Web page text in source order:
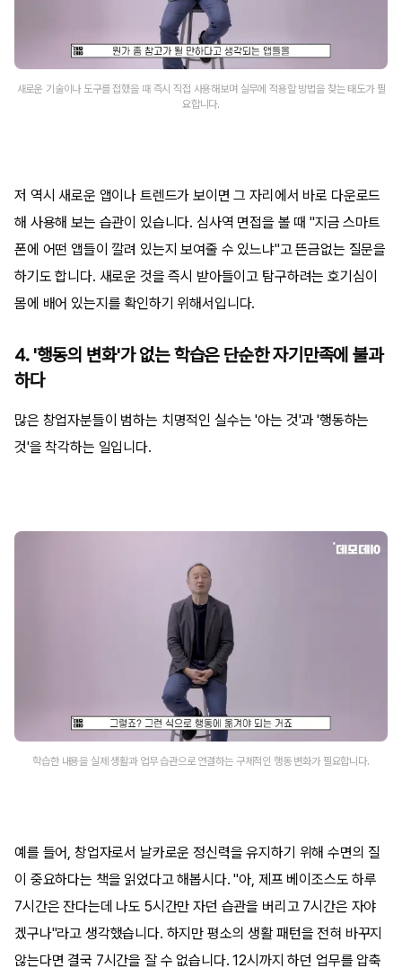
새로운 기술이나 도구를 접했을 때 즉시 직접 사용해보며 실무에 적용할 방법을 찾는 태도가 필
요합니다.
저 역시 새로운 앱이나 트렌드가 보이면 그 자리에서 바로 다운로드
해 사용해 보는 습관이 있습니다. 심사역 면접을 볼 때 "지금 스마트
폰에 어떤 앱들이 깔려 있는지 보여줄 수 있느냐"고 뜬금없는 질문을
하기도 합니다. 새로운 것을 즉시 받아들이고 탐구하려는 호기심이
몸에 배어 있는지를 확인하기 위해서입니다.
4. '행동의 변화'가 없는 학습은 단순한 자기만족에 불과
하다
많은 창업자분들이 범하는 치명적인 실수는 '아는 것'과 '행동하는
것'을 착각하는 일입니다.
학습한 내용을 실제 생활과 업무 습관으로 연결하는 구체적인 행동 변화가 필요합니다.
예를 들어, 창업자로서 날카로운 정신력을 유지하기 위해 수면의 질
이 중요하다는 책을 읽었다고 해봅시다. "아, 제프 베이조스도 하루
7시간은 잔다는데 나도 5시간만 자던 습관을 버리고 7시간은 자야
겠구나"라고 생각했습니다. 하지만 평소의 생활 패턴을 전혀 바꾸지
않는다면 결국 7시간을 잘 수 없습니다. 12시까지 하던 업무를 압축